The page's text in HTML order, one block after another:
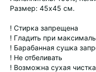
Размер: 45х45 см.
! Стирка запрещена
! Гладить при
! Барабанная сушка
! Не отбеливать
! Возможна сухая